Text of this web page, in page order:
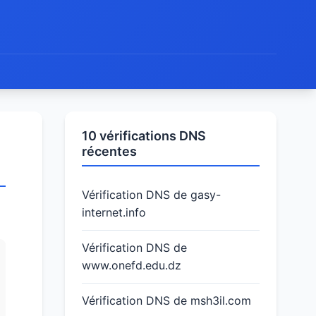
10 vérifications DNS
récentes
Vérification DNS de gasy-
internet.info
Vérification DNS de
www.onefd.edu.dz
Vérification DNS de msh3il.com